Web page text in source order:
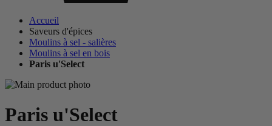
Accueil
Saveurs d'épices
Moulins à sel - salières
Moulins à sel en bois
Paris u'Select
Paris u'Select